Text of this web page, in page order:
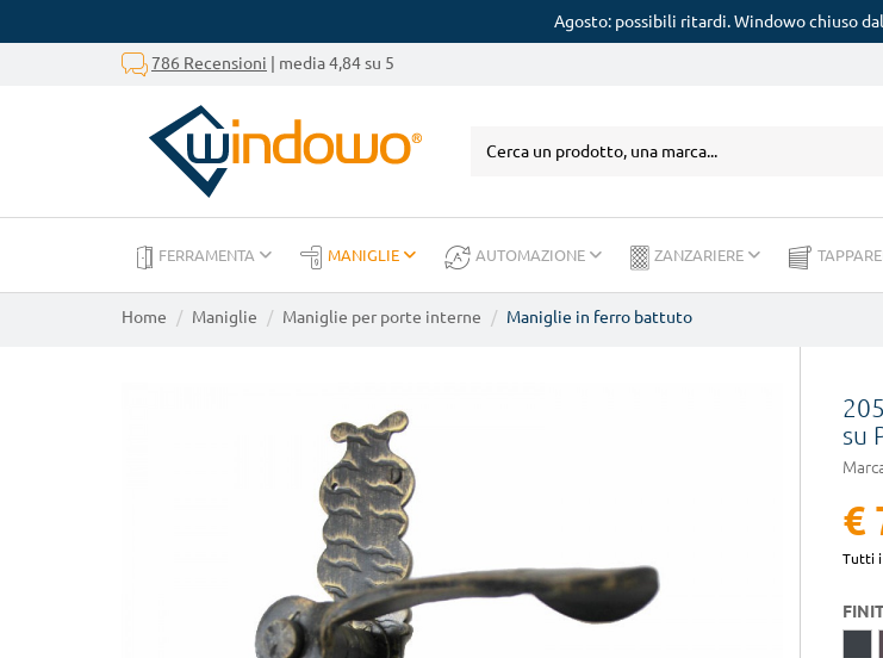
Agosto: possibili ritardi. Windowo chiuso
786 Recensioni | media 4,84 su 5
FERRAMENTA MANIGLIE AUTOMAZIONE ZANZARIERE
Home Maniglie Maniglie per porte interne Maniglie in ferro battuto
su
€
Tutti i